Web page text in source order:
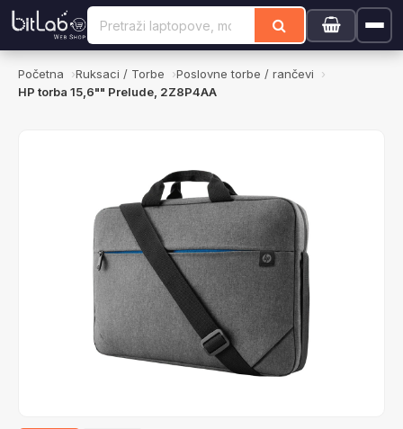
Početna Ruksaci / Torbe
Poslovne torbe / rančevi
HP torba 15,6"" Prelude, 2Z8P4AA